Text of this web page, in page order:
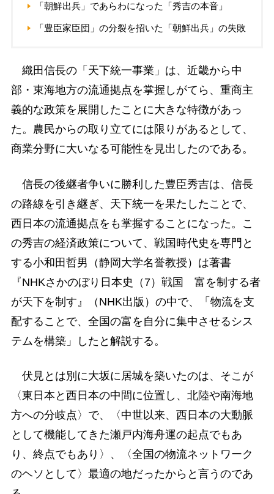
「朝鮮出兵」であらわになった「秀吉の本音」
「豊臣家臣団」の分裂を招いた「朝鮮出兵」の失敗
織田信長の「天下統一事業」は、近畿から中
部・東海地方の流通拠点を掌握しがてら、重商主
義的な政策を展開したことに大きな特徴があっ
た。農民からの取り立てには限りがあるとして、
商業分野に大いなる可能性を見出したのである。
信長の後継者争いに勝利した豊臣秀吉は、信長
の路線を引き継ぎ、天下統一を果たしたことで、
西日本の流通拠点をも掌握することになった。こ
の秀吉の経済政策について、戦国時代史を専門と
する小和田哲男（静岡大学名誉教授）は著書
『NHKさかのぼり日本史（7）戦国 富を制する者
が天下を制す』（NHK出版）の中で、「物流を支
配することで、全国の富を自分に集中させるシス
テムを構築」したと解説する。
伏見とは別に大坂に居城を築いたのは、そこが
〈東日本と西日本の中間に位置し、北陸や南海地
方への分岐点〉で、〈中世以来、西日本の大動脈
として機能してきた瀬戸内海舟運の起点でもあ
り、終点でもあり〉、〈全国の物流ネットワーク
のヘソとして〉最適の地だったからと言うのであ